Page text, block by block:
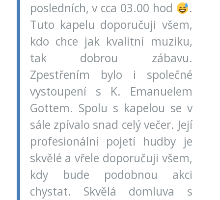
posledních, v cca 03.00 hod
.
Tuto kapelu doporučuji všem,
kdo chce jak kvalitní muziku,
tak dobrou zábavu.
Zpestřením bylo i společné
vystoupení s K. Emanuelem
Gottem. Spolu s kapelou se v
sále zpívalo snad celý večer. Její
profesionální pojetí hudby je
skvělé a vřele doporučuji všem,
kdy bude podobnou akci
chystat. Skvělá domluva s